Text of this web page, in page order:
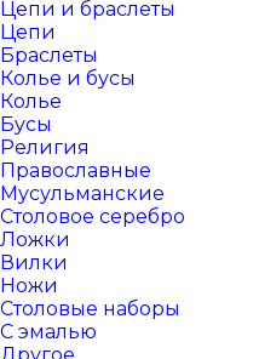
Цепи и браслеты
Цепи
Браслеты
Колье и бусы
Колье
Бусы
Религия
Православные
Мусульманские
Столовое серебро
Ложки
Вилки
Ножи
Столовые наборы
С эмалью